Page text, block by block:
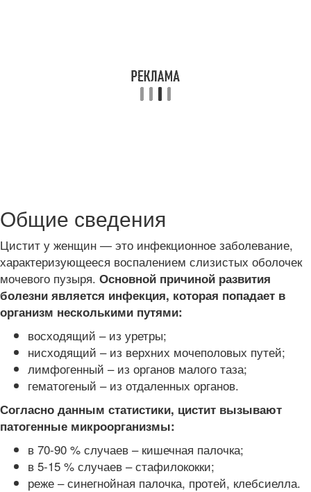
Общие сведения
Цистит у женщин — это инфекционное заболевание,
характеризующееся воспалением слизистых оболочек
мочевого пузыря. Основной причиной развития
болезни является инфекция, которая попадает в
организм несколькими путями:
восходящий – из уретры;
нисходящий – из верхних мочеполовых путей;
лимфогенный – из органов малого таза;
гематогеный – из отдаленных органов.
Согласно данным статистики, цистит вызывают
патогенные микроорганизмы:
в 70-90 % случаев – кишечная палочка;
в 5-15 % случаев – стафилококки;
реже – синегнойная палочка, протей, клебсиелла.